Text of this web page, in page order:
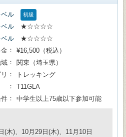
ル 初級
ル
★☆☆☆☆
ル
★☆☆☆☆
¥16,500（税込）
関東（埼玉県）
トレッキング
T11GLA
中学生以上75歳以下参加可能
(木)、10月29日(木)、11月10日